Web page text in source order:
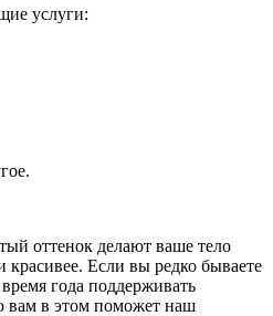
услуги:
оттенок делают ваше тело
красивее. Если вы редко бываете
года поддерживать
вам в этом поможет наш